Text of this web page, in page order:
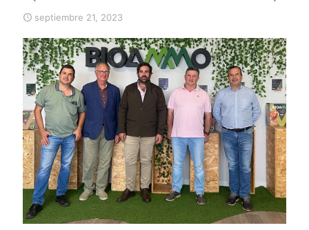
septiembre 21, 2023